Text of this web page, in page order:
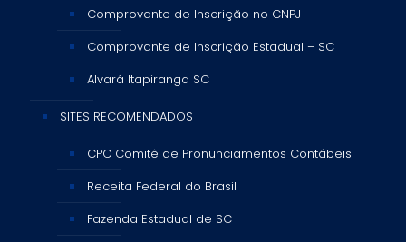
Comprovante de Inscrição no CNPJ
Comprovante de Inscrição Estadual – SC
Alvará Itapiranga SC
SITES RECOMENDADOS
CPC Comitê de Pronunciamentos Contábeis
Receita Federal do Brasil
Fazenda Estadual de SC